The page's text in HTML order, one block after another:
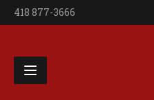
Aller au contenu principal
Téléphone
418 877-3666